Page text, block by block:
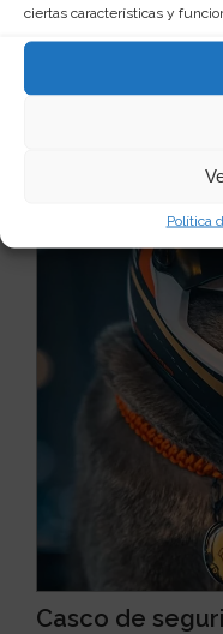
ciertas características y
Política
Quizás te
Casco de